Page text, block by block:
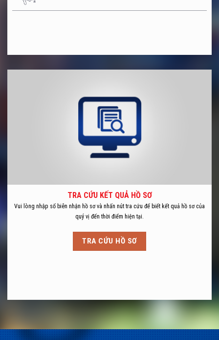
TRA CỨU KẾT QUẢ HỒ SƠ
Vui lòng nhập số biên nhận hồ sơ và nhấn nút tra cứu để biết kết quả hồ sơ của
quý vị đến thời điểm hiện tại.
TRA CỨU HỒ SƠ